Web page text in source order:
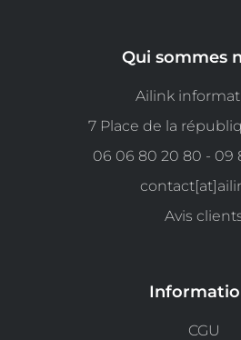
Qui sommes
Ailink
7 Place de la
06 06 80 20 80 - 09
Avis
CGU